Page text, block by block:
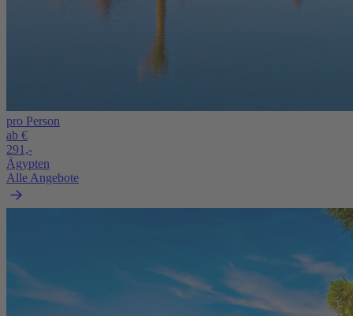
pro Person
ab €
291,-
Ägypten
Alle Angebote